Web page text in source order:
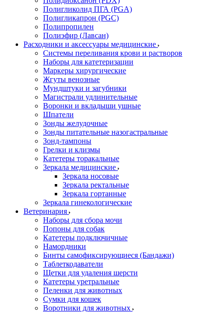
Полигликолид ПГА (PGA)
Полигликапрон (PGC)
Полипропилен
Полиэфир (Лавсан)
Расходники и аксессуары медицинские
Системы переливания крови и растворов
Наборы для катетеризации
Маркеры хирургические
Жгуты венозные
Мундштуки и загубники
Магистрали удлинительные
Воронки и вкладыши ушные
Шпатели
Зонды желудочные
Зонды питательные назогастральные
Зонд-тампоны
Грелки и клизмы
Катетеры торакальные
Зеркала медицинские
Зеркала носовые
Зеркала ректальные
Зеркала гортанные
Зеркала гинекологические
Ветеринария
Наборы для сбора мочи
Попоны для собак
Катетеры подключичные
Намордники
Бинты самофиксирующиеся (Бандажи)
Таблеткодаватели
Щетки для удаления шерсти
Катетеры уретральные
Пеленки для животных
Сумки для кошек
Воротники для животных